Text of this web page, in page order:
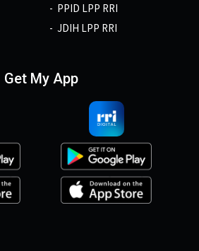
PPID LPP RRI
JDIH LPP RRI
Get My App